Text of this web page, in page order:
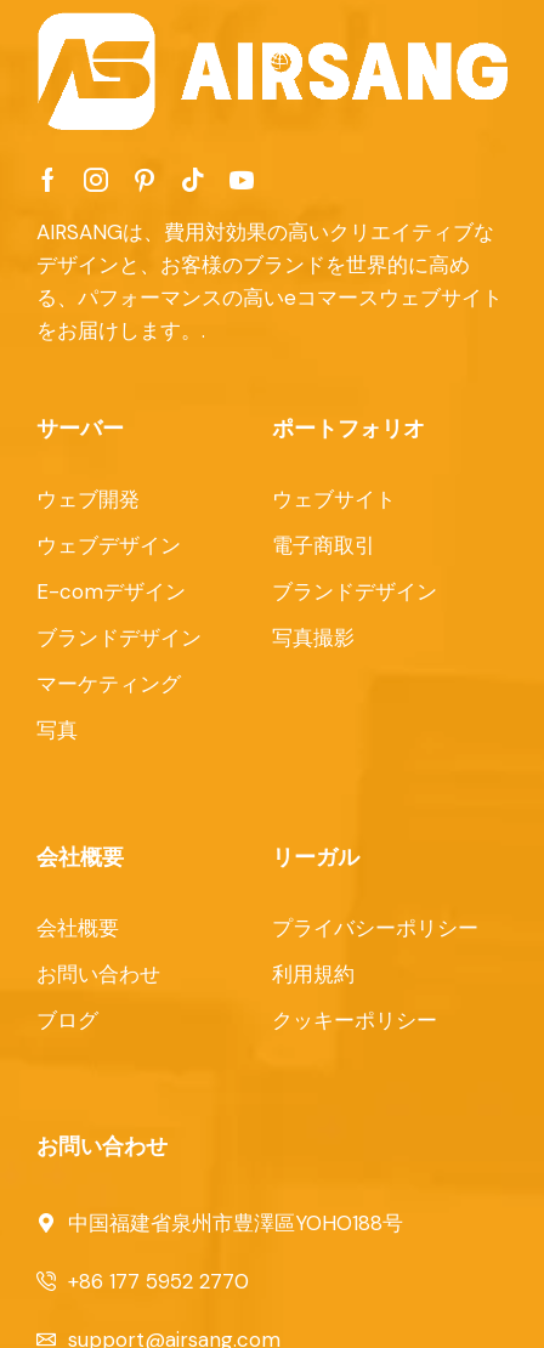
AIRSANGは、費用対効果の高いクリエイティブな
デザインと、お客様のブランドを世界的に高め
る、パフォーマンスの高いeコマースウェブサイト
をお届けします。.
サーバー
ウェブ開発
ウェブデザイン
E-comデザイン
ブランドデザイン
マーケティング
写真
ポートフォリオ
ウェブサイト
電子商取引
ブランドデザイン
写真撮影
会社概要
会社概要
お問い合わせ
ブログ
リーガル
プライバシーポリシー
利用規約
クッキーポリシー
お問い合わせ
中国福建省泉州市豊澤區YOHO188号
+86 177 5952 2770
support@airsang.com